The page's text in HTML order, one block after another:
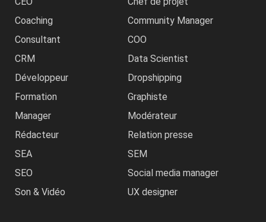
Coaching
Community Manager
Consultant
COO
CRM
Data Scientist
Développeur
Dropshipping
Formation
Graphiste
Manager
Modérateur
Rédacteur
Relation presse
SEA
SEM
SEO
Social media manager
Son & Vidéo
UX designer